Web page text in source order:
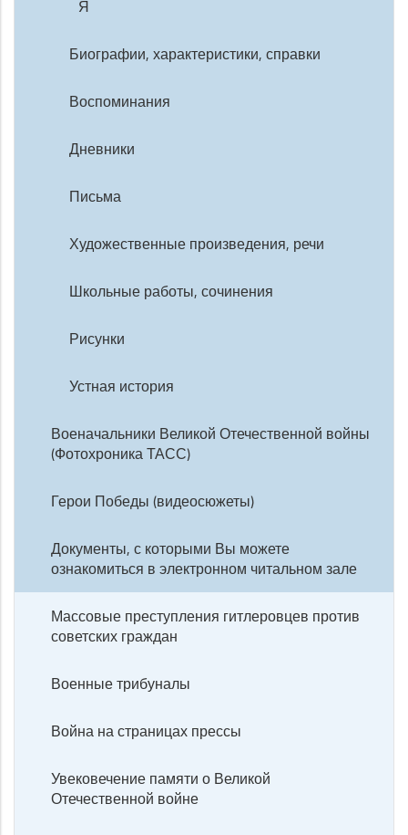
Я
Биографии, характеристики, справки
Воспоминания
Дневники
Письма
Художественные произведения, речи
Школьные работы, сочинения
Рисунки
Устная история
Военачальники Великой Отечественной войны
(Фотохроника ТАСС)
Герои Победы (видеосюжеты)
Документы, с которыми Вы можете
ознакомиться в электронном читальном зале
Массовые преступления гитлеровцев против
советских граждан
Военные трибуналы
Война на страницах прессы
Увековечение памяти о Великой
Отечественной войне